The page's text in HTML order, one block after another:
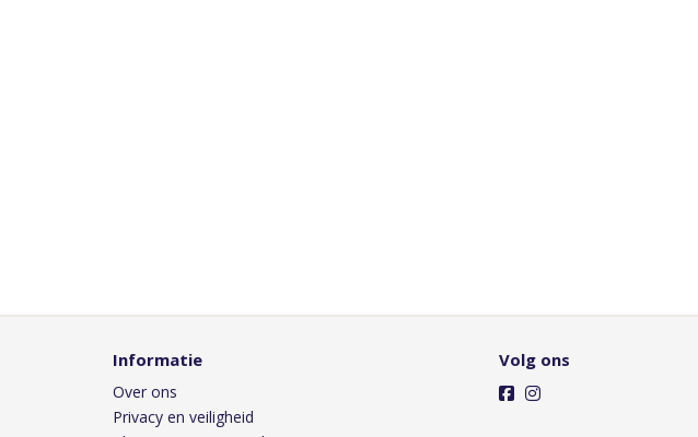
Informatie
Over ons
Privacy en veiligheid
Volg ons